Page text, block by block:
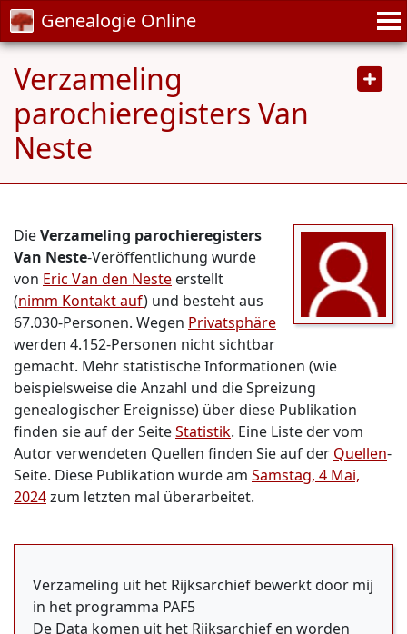
Genealogie Online
Verzameling
parochieregisters Van
Neste
DieVerzameling parochieregisters
Van Neste-Veröffentlichung wurde
von Eric Van den Neste erstellt
(nimm Kontakt auf) und besteht aus
67.030-Personen. Wegen Privatsphäre
werden 4.152-Personen nicht sichtbar
gemacht. Mehr statistische Informationen (wie
beispielsweise die Anzahl und die Spreizung
genealogischer Ereignisse) über diese Publikation
finden sie auf der SeiteStatistik. Eine Liste der vom
Autor verwendeten Quellen finden Sie auf der Quellen-
Seite. Diese Publikation wurde am Samstag, 4 Mai,
2024zum letzten mal überarbeitet.
Verzameling uit het Rijksarchief bewerkt door mij
in het programma PAF5
De Data komen uit het Rijksarchief en worden